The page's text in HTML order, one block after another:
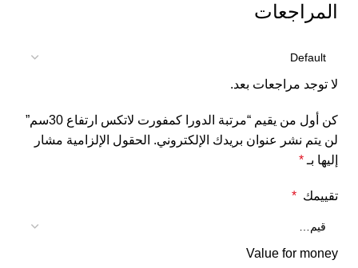
المراجعات
لا توجد مراجعات بعد.
كن أول من يقيم “مرتبة الدورا كمفورت لاتكس ارتفاع 30سم”
لن يتم نشر عنوان بريدك الإلكتروني. الحقول الإلزامية مشار
إليها بـ*
تقييمك *
Value for money